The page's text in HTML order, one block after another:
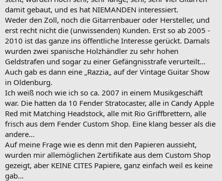
damit gebaut, und es hat NIEMANDEN interessiert.
Weder den Zoll, noch die Gitarrenbauer oder Hersteller, und
erst recht nicht die (unwissenden) Kunden. Erst so ab 2005 -
2010 ist das ganze ins öffentliche Interesse gerückt. Damals
wurden zwei spanische Holzhändler zu sehr hohen
Geldstrafen und sogar zu einer Gefängnisstrafe verurteilt…
Auch gab es dann eine „Razzia„ auf der Vintage Guitar Show
in Oldenburg.
Ich weiß noch wie ich so ca. 2007 in einem Musikgeschäft
war. Die hatten da 10 Fender Stratocaster, alle in Candy Apple
Red mit Matching Headstock, alle mit Rio Griffbrettern, alle
frisch aus dem Fender Custom Shop. Eine klang besser als die
andere…
Auf meine Frage wie es denn mit den Papieren aussieht,
wurden mir allemöglichen Zertifikate aus dem Custom Shop
gezeigt, aber KEINE CITES Papiere, ganz einfach weil es keine
gab…